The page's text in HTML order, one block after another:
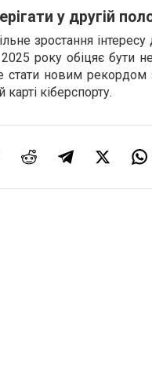
у другій
зростання
року обіцяє
новим рекордом
карті кіберспорту.